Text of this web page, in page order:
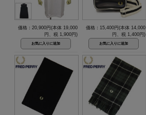
価格：20,900円(本体 19,000
円、税 1,900円)
価格：15,400円(本体 14,000
円、税 1,400円)